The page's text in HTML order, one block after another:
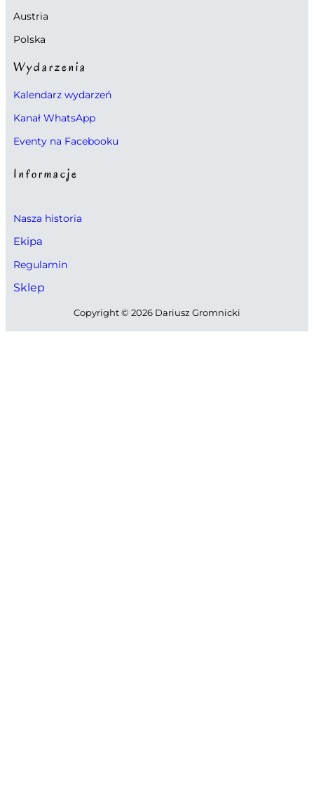
Austria
Polska
Wydarzenia
Kalendarz wydarzeń
Kanał WhatsApp
Eventy na Facebooku
Informacje
Nasza historia
Ekipa
Regulamin
Sklep
Copyright © 2026 Dariusz Gromnicki